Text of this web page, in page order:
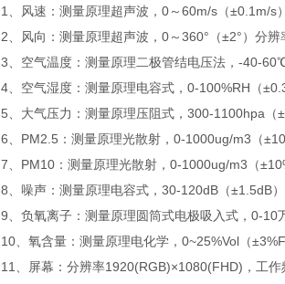
1、风速：测量原理超声波，0～60m/s（±0.1m/s
2、风向：测量原理超声波，0～360°（±2°）分辨
3、空气温度：测量原理二极管结电压法，-40-
4、空气湿度：测量原理电容式，0-100%RH（
5、大气压力：测量原理压阻式，300-1100hpa（
6、PM2.5：测量原理光散射，0-1000ug/m3（
7、PM10：测量原理光散射，0-1000ug/m3（
8、噪声：测量原理电容式，30-120dB（±1.5dB
9、负氧离子：测量原理圆筒式电极吸入式，0-10
10、氧含量：测量原理电化学，0~25%Vol（
11、屏幕：分辨率1920(RGB)×1080(FHD)，工